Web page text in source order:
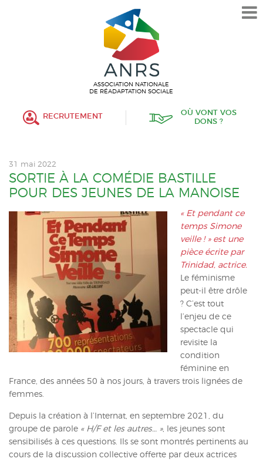
L’ASSOCIATION
HISTORIQUE
VALEURS ET ENGAGEMENT
ASSOCIATIF
FONCTIONNEMENT
POLITIQUE RH
PROTECTION DE L’ENFANCE
INSERTION
ACTUALITÉS
CONTACT
INTRANET
ASSOCIATION NATIONALE
DE RÉADAPTATION SOCIALE
RECRUTEMENT
OÙ VONT VOS
DONS ?
31 mai 2022
SORTIE À LA COMÉDIE BASTILLE
POUR DES JEUNES DE LA MANOISE
« Et pendant ce
temps Simone
veille ! » est une
pièce écrite par
Trinidad, actrice.
Le féminisme
peut-il être drôle
? C’est tout
l’enjeu de ce
spectacle qui
revisite la
condition
féminine en
France, des années 50 à nos jours, à travers trois lignées de
femmes.
Depuis la création à l’Internat, en septembre 2021, du
groupe de parole « H/F et les autres… », les jeunes sont
sensibilisés à ces questions. Ils se sont montrés pertinents au
cours de la discussion collective offerte par deux actrices